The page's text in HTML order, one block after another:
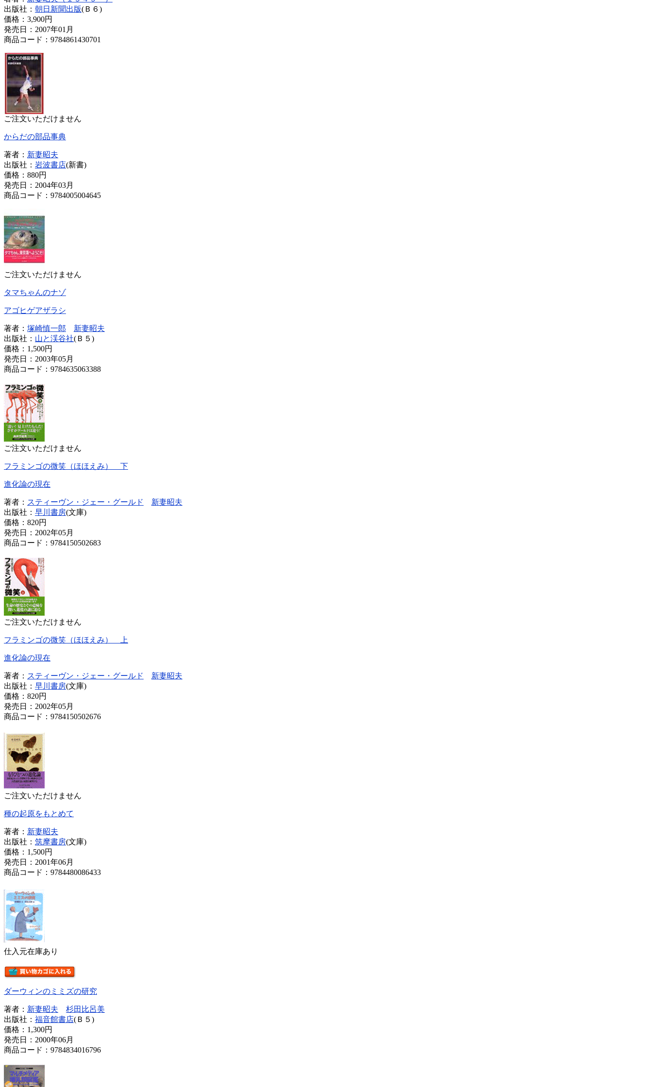
出版社： 朝日新聞出版(Ｂ６)
価格： 3,900円
発売日：2007年01月
商品コード：9784861430701
ご注文いただけません
からだの部品事典
著者： 新妻昭夫
出版社： 岩波書店(新書)
価格： 880円
発売日：2004年03月
商品コード：9784005004645
ご注文いただけません
タマちゃんのナゾ
アゴヒゲアザラシ
著者： 塚崎慎一郎
新妻昭夫
出版社： 山と渓谷社(Ｂ５)
価格： 1,500円
発売日：2003年05月
商品コード：9784635063388
ご注文いただけません
フラミンゴの微笑（ほほえみ） 下
進化論の現在
著者： スティーヴン・ジェー・グールド
新妻昭夫
出版社： 早川書房(文庫)
価格： 820円
発売日：2002年05月
商品コード：9784150502683
ご注文いただけません
フラミンゴの微笑（ほほえみ） 上
進化論の現在
著者： スティーヴン・ジェー・グールド
新妻昭夫
出版社： 早川書房(文庫)
価格： 820円
発売日：2002年05月
商品コード：9784150502676
ご注文いただけません
種の起原をもとめて
著者： 新妻昭夫
出版社： 筑摩書房(文庫)
価格： 1,500円
発売日：2001年06月
商品コード：9784480086433
仕入元在庫あり
ダーウィンのミミズの研究
著者： 新妻昭夫
杉田比呂美
出版社： 福音館書店(Ｂ５)
価格： 1,300円
発売日：2000年06月
商品コード：9784834016796